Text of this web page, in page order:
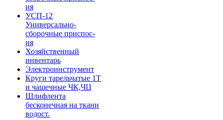
ия
УСП-12
Универсально-
сборочные приспос-
ия
Хозяйственный
инвентарь
Электроинструмент
Круги тарельчатые 1Т
и чашечные ЧК,ЧЦ
Шлифлента
бесконечная на ткани
водост.